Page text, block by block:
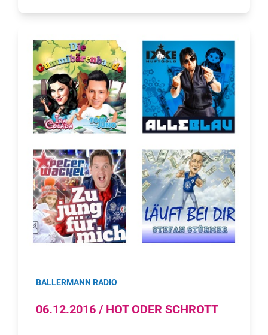
BALLERMANN RADIO
06.12.2016 / HOT ODER SCHROTT